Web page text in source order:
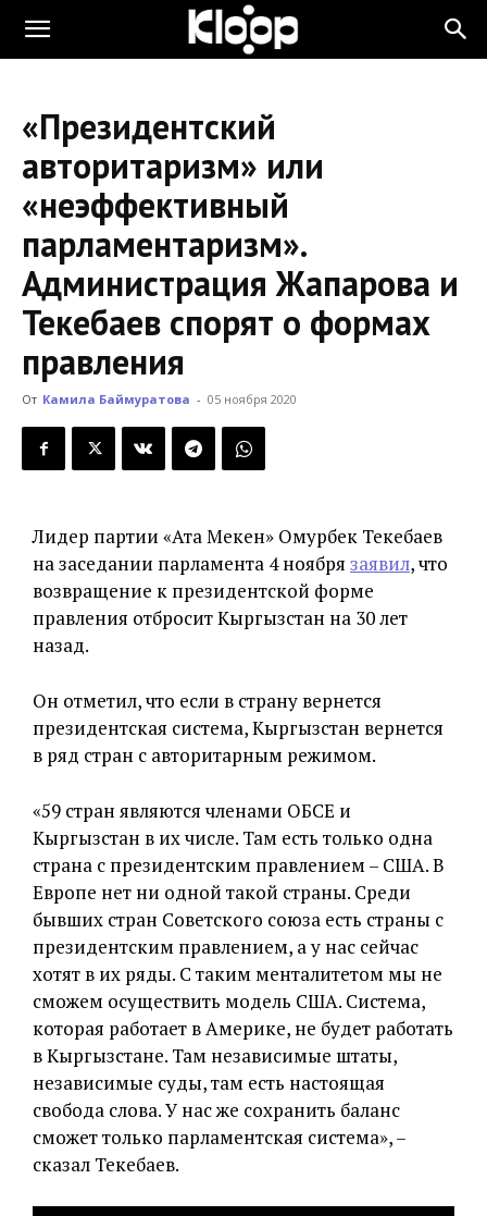
KLOOP.KG
Новости
Кыргызстана
«Президентский
авторитаризм» или
«неэффективный
парламентаризм».
Администрация Жапарова и
Текебаев спорят о формах
правления
От Камила Баймуратова - 05 ноября 2020
Лидер партии «Ата Мекен» Омурбек Текебаев
на заседании парламента 4 ноября заявил, что
возвращение к президентской форме
правления отбросит Кыргызстан на 30 лет
назад.
Он отметил, что если в страну вернется
президентская система, Кыргызстан вернется
в ряд стран с авторитарным режимом.
«59 стран являются членами ОБСЕ и
Кыргызстан в их числе. Там есть только одна
страна с президентским правлением – США. В
Европе нет ни одной такой страны. Среди
бывших стран Советского союза есть страны с
президентским правлением, а у нас сейчас
хотят в их ряды. С таким менталитетом мы не
сможем осуществить модель США. Система,
которая работает в Америке, не будет работать
в Кыргызстане. Там независимые штаты,
независимые суды, там есть настоящая
свобода слова. У нас же сохранить баланс
сможет только парламентская система», –
сказал Текебаев.